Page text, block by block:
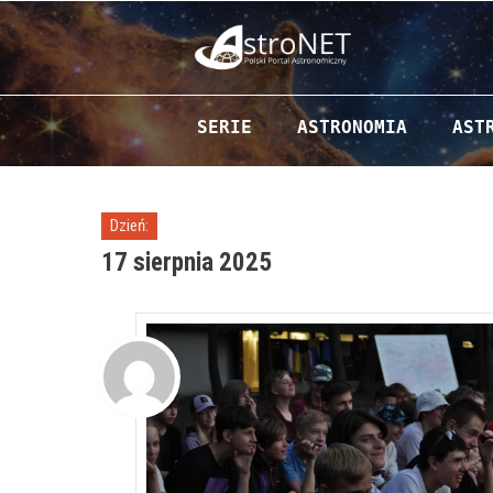
Przejdź do zawartości
SERIE ASTRONOMIA
Dzień:
17 sierpnia 2025